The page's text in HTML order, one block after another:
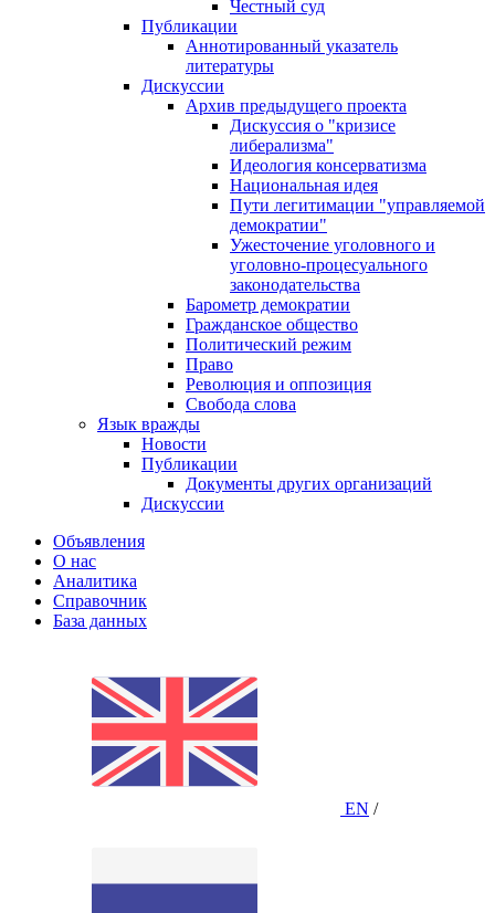
Честный суд
Публикации
Аннотированный указатель
литературы
Дискуссии
Архив предыдущего проекта
Дискуссия о "кризисе
либерализма"
Идеология консерватизма
Национальная идея
Пути легитимации "управляемой
демократии"
Ужесточение уголовного и
уголовно-процесуального
законодательства
Барометр демократии
Гражданское общество
Политический режим
Право
Революция и оппозиция
Свобода слова
Язык вражды
Новости
Публикации
Документы других организаций
Дискуссии
Объявления
О нас
Аналитика
Справочник
База данных
EN /